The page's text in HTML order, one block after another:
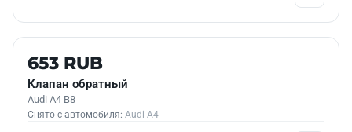
Б/У В НАЛИЧИИ
653 RUB
Клапан обратный
Audi A4 B8
Снято с автомобиля: Audi A4